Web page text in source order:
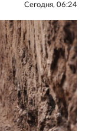
Сегодня, 06:24